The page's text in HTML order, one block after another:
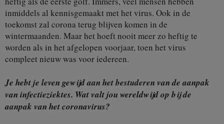
inmiddels al kennisgemaakt met het virus. Ook in de
toekomst zal corona terug blijven komen in de
wintermaanden. Maar het hoeft nooit meer zo heftig te
worden als in het afgelopen voorjaar, toen het virus
compleet nieuw was voor iedereen.
Je hebt je leven gewijd aan het bestuderen van de aanpak
van infectieziektes. Wat valt jou wereldwijd op bij de
aanpak van het coronavirus?